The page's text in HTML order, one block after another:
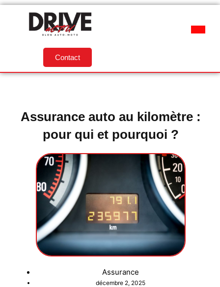
Contact
Assurance auto au kilomètre :
pour qui et pourquoi ?
Assurance
décembre 2, 2025